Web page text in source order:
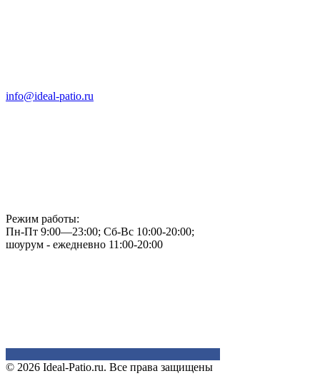
info@ideal-patio.ru
Режим работы:
Пн-Пт 9:00—23:00; Сб-Вс 10:00-20:00;
шоурум - ежедневно 11:00-20:00
© 2026 Ideal-Patio.ru. Все права защищены